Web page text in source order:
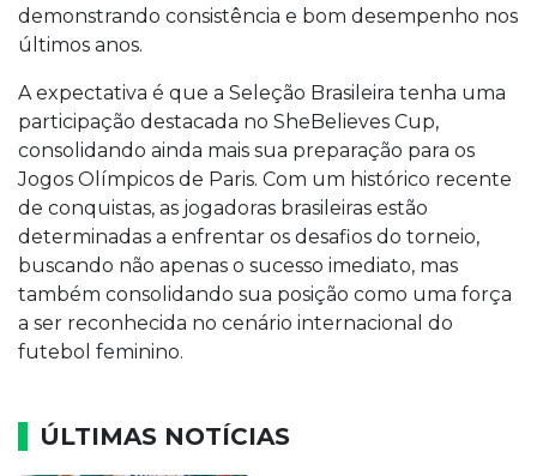
demonstrando consistência e bom desempenho nos
últimos anos.
A expectativa é que a Seleção Brasileira tenha uma
participação destacada no SheBelieves Cup,
consolidando ainda mais sua preparação para os
Jogos Olímpicos de Paris. Com um histórico recente
de conquistas, as jogadoras brasileiras estão
determinadas a enfrentar os desafios do torneio,
buscando não apenas o sucesso imediato, mas
também consolidando sua posição como uma força
a ser reconhecida no cenário internacional do
futebol feminino.
ÚLTIMAS NOTÍCIAS